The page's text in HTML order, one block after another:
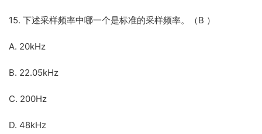
15. 下述采样频率中哪一个是标准的采样频率。（B ）
A. 20kHz
B. 22.05kHz
C. 200Hz
D. 48kHz